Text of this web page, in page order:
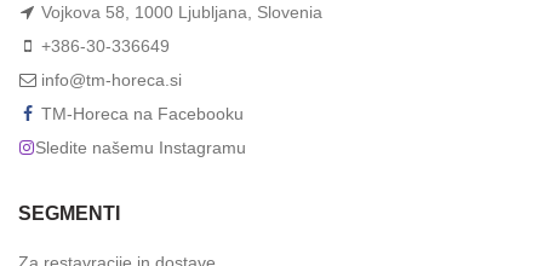
Vojkova 58, 1000 Ljubljana, Slovenia
+386-30-336649
info@tm-horeca.si
TM-Horeca na Facebooku
Sledite našemu Instagramu
SEGMENTI
Za restavracije in dostave